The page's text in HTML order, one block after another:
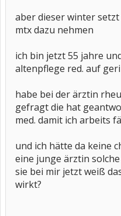
aber dieser winter
mtx dazu nehmen
ich bin jetzt 55 jahre
altenpflege red. auf
habe bei der ärztin
gefragt die hat
med. damit ich arbeits
und ich hätte da keine
eine junge ärztin
sie bei mir jetzt weiß
wirkt?